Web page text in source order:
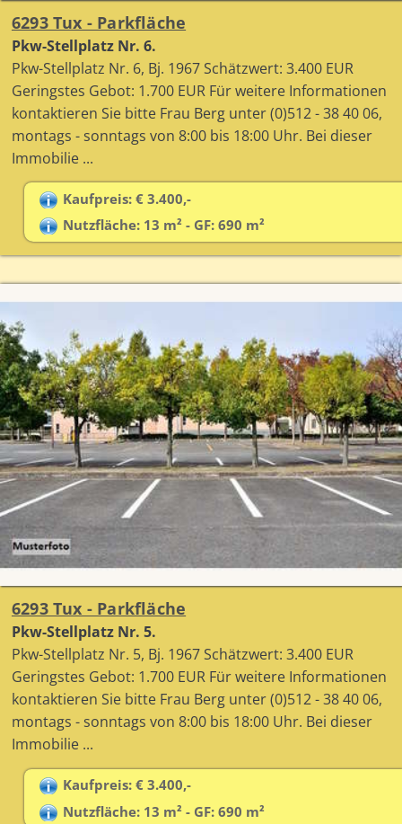
6293 Tux - Parkfläche
Pkw-Stellplatz Nr. 6.
Pkw-Stellplatz Nr. 6, Bj. 1967 Schätzwert: 3.400 EUR
Geringstes Gebot: 1.700 EUR Für weitere Informationen
kontaktieren Sie bitte Frau Berg unter (0)512 - 38 40 06,
montags - sonntags von 8:00 bis 18:00 Uhr. Bei dieser
Immobilie ...
Kaufpreis: € 3.400,-
Nutzfläche: 13 m² - GF: 690 m²
6293 Tux - Parkfläche
Pkw-Stellplatz Nr. 5.
Pkw-Stellplatz Nr. 5, Bj. 1967 Schätzwert: 3.400 EUR
Geringstes Gebot: 1.700 EUR Für weitere Informationen
kontaktieren Sie bitte Frau Berg unter (0)512 - 38 40 06,
montags - sonntags von 8:00 bis 18:00 Uhr. Bei dieser
Immobilie ...
Kaufpreis: € 3.400,-
Nutzfläche: 13 m² - GF: 690 m²